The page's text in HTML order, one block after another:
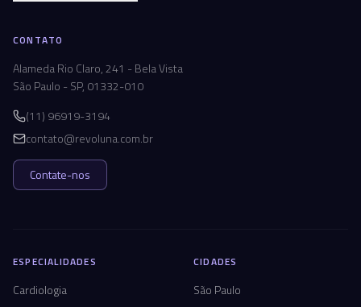
CONTATO
Alameda Rio Claro, 241 - Bela Vista
São Paulo - SP, 01332-010
(11) 96919-3194
contato@revoluna.com.br
Contate-nos
ESPECIALIDADES
Cardiologia
CIDADES
São Paulo